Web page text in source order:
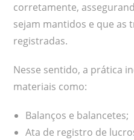
corretamente,
sejam mantidos e que as
registradas.
Nesse sentido, a prática
materiais como:
Balanços e balancetes;
Ata de registro de